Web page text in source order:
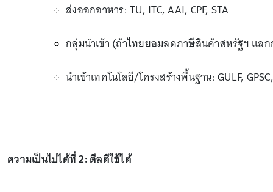
ส่งออกอาหาร: TU, ITC, AAI, CPF, STA
กลุ่มนำเข้า (ถ้าไทยยอมลดภาษีสินค้าสหรัฐฯ แลก
นำเข้าเทคโนโลยี/โครงสร้างพื้นฐาน: GULF,
ความเป็นไปได้ที่ 2: ดีลดีใช้ได้